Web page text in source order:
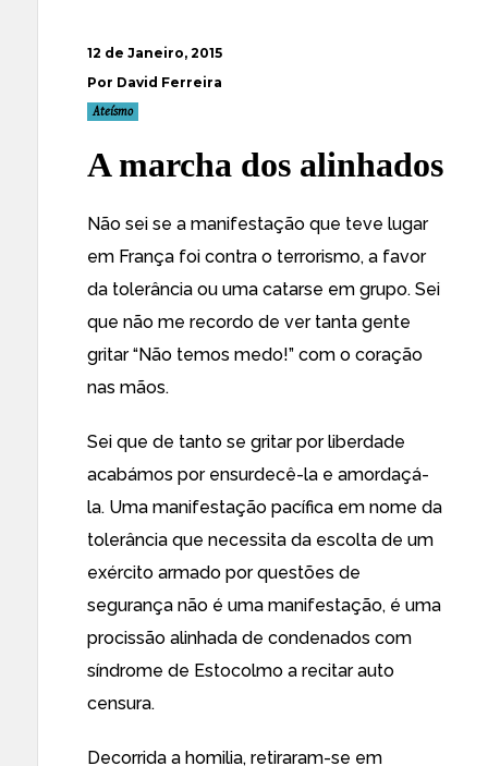
12 de Janeiro, 2015
Por David Ferreira
Ateísmo
A marcha dos alinhados
Não sei se a manifestação que teve lugar
em França foi contra o terrorismo, a favor
da tolerância ou uma catarse em grupo. Sei
que não me recordo de ver tanta gente
gritar “Não temos medo!” com o coração
nas mãos.
Sei que de tanto se gritar por liberdade
acabámos por ensurdecê-la e amordaçá-
la. Uma manifestação pacífica em nome da
tolerância que necessita da escolta de um
exército armado por questões de
segurança não é uma manifestação, é uma
procissão alinhada de condenados com
síndrome de Estocolmo a recitar auto
censura.
Decorrida a homilia, retiraram-se em